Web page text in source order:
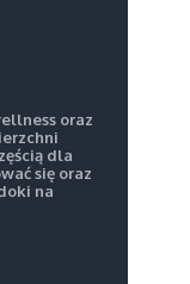
oraz
dla
się oraz
na